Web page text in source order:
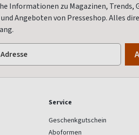
Informationen zu Magazinen, Trends,
Angeboten von Presseshop. Alles
Service
Geschenkgutschein
Aboformen